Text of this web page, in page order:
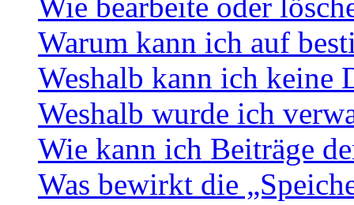
Wie bearbeite oder
Warum kann ich auf
Weshalb kann ich keine
Weshalb wurde ich
Wie kann ich Beiträge
Was bewirkt die